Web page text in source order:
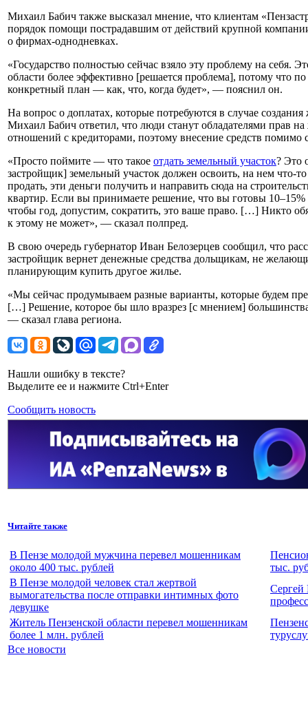
Михаил Бабич также высказал мнение, что клиентам
порядок помощи пострадавшим от действий крупной
о фирмах-однодневках.
«Государство полностью сейчас взяло эту проблему на себя.
области более эффективно [решается проблема], потому что
конкретный план — как, что, когда будет», — пояснил он.
На вопрос о доплатах, которые потребуются в случае
Михаил Бабич ответил, что люди станут обладателями прав
отношений с кредиторами, поэтому внесение средств помимо
«Просто поймите — что такое отдать земельный участок? Это
застройщик] земельный участок должен освоить, на нем что-
продать, эти деньги получить и направить сюда на
квартир. Если вы принимаете решение, что вы готовы 10–15%
чтобы год, допустим, сократить, это ваше право. […] Никто
к этому не может», — сказал полпред.
В свою очередь губернатор Иван Белозерцев сообщил, что
застройщик вернет денежные средства дольщикам, не
планирующим купить другое жилье.
«Мы сейчас продумываем разные варианты, которые будем
[…] Решение, которое бы шло вразрез [с мнением]
— сказал глава региона.
Нашли ошибку в тексте?
Выделите ее и нажмите Ctrl+Enter
Сообщить новость
Читайте также
В Пензе молодой мужчина перевел мошенникам
около 400 тыс. рублей
тыс.
В Пензе молодой человек стал жертвой
вымогательства после отправки интимных фото
девушке
Сергей
Житель Пензенской области перевел мошенникам
более 1 млн. рублей
Все новости